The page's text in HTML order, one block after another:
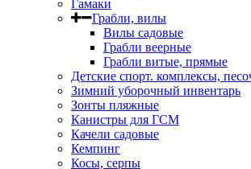
Гамаки
Грабли, вилы
Вилы садовые
Грабли веерные
Грабли витые, прямые
Детские спорт. комплексы,
Зимний уборочный инвентарь
Зонты пляжные
Канистры для ГСМ
Качели садовые
Кемпинг
Косы, серпы